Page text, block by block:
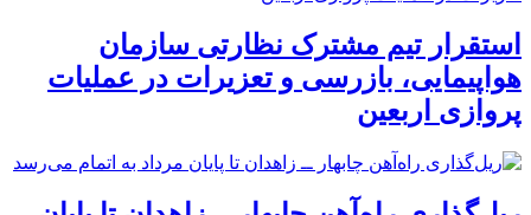
استقرار تیم مشترک نظارتی سازمان
هواپیمایی، بازرسی و تعزیرات در عملیات
پروازی اربعین